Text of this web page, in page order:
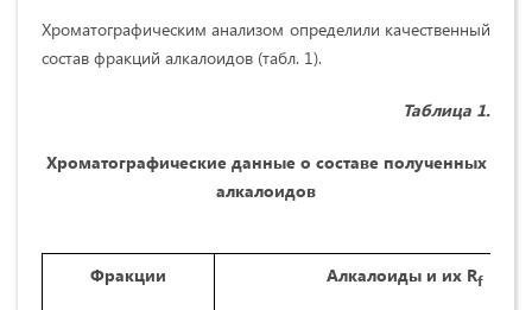
Хроматографическим анализом определили качественный
состав фракций алкалоидов (табл. 1).
Таблица 1.
Хроматографические данные о составе полученных
алкалоидов
Фракции Алкалоиды и их Rf